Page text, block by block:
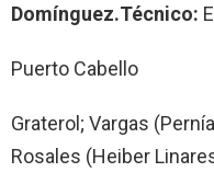
Domínguez.Técnico:
Puerto Cabello
Graterol; Vargas
Rosales (Heiber